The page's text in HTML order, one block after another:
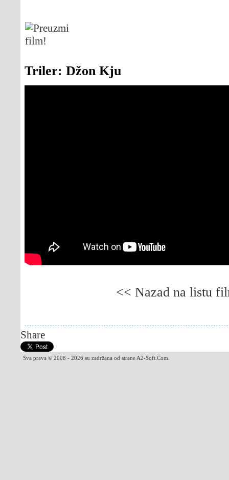
Triler: Džon Kju
<< Nazad na listu
Share
Sva prava © 2008 - 2026 su zadržana od strane A2-Soft.Com.